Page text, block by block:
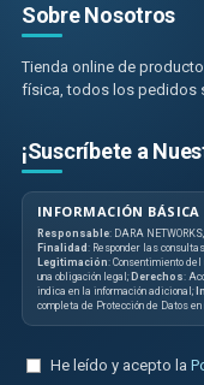
Sobre Nosotros
Tienda online de
física, todos los pedidos
¡Suscríbete a
INFORMACIÓN BÁSICA
Responsable: DARA NETWORKS,
Finalidad : Responder las
Legitimación: Consentimiento del
una obligación legal; Derechos:
indica en la información adicional;
completa de Protección de Datos en
He leído y acepto la